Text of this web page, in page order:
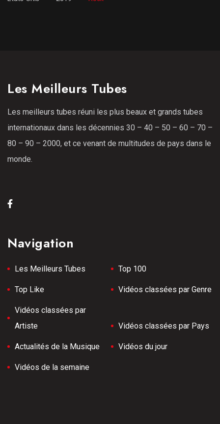
Les Meilleurs Tubes
Les meilleurs tubes réuni les plus beaux et grands tubes
internationaux dans les décennies 30 – 40 – 50 – 60 – 70 –
80 – 90 – 2000, et ce venant de multitudes de pays dans le
monde.
Navigation
Les Meilleurs Tubes Top 100
Top Like Vidéos classées par Genre
Vidéos classées par
Artiste
Vidéos classées par Pays
Actualités de la Musique Vidéos du jour
Vidéos de la semaine